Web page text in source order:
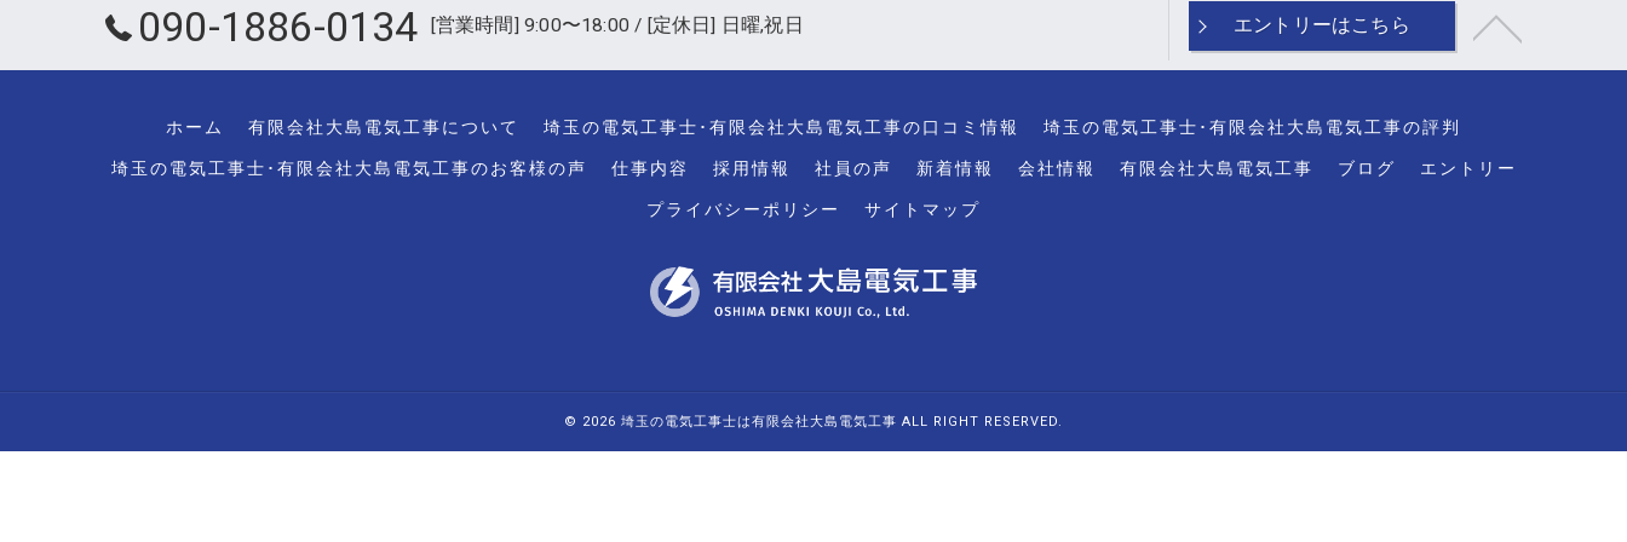
090-1886-0134 [営業時間] 9:00〜18:00 / [定休日] 日曜,祝日 エントリーはこちら
ホーム 有限会社大島電気工事について 埼玉の電気工事士･有限会社大島電気工事の口コミ情報 埼玉の電気工事士･有限会社大島電気工事の評判
埼玉の電気工事士･有限会社大島電気工事のお客様の声 仕事内容 採用情報 社員の声 新着情報 会社情報 有限会社大島電気工事 ブログ エントリー
プライバシーポリシー サイトマップ
© 2026 埼玉の電気工事士は有限会社大島電気工事 ALL RIGHT RESERVED.